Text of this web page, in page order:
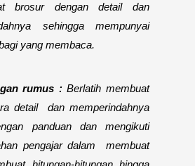
brosur dengan detail dan
sehingga mempunyai
yang membaca.
rumus :Berlatih membuat
detail dan memperindahnya
panduan dan mengikuti
pengajar dalam membuat